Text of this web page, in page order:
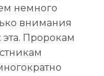
немного
внимания
эта. Пророкам